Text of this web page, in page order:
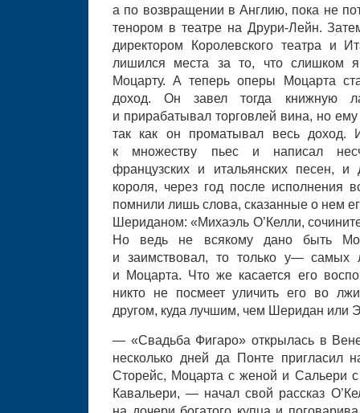
а по возвращении в Англию, пока не
тенором в театре на Друри-Лейн.
директором Королевского театра и
лишился места за то, что слишком
Моцарту. А теперь оперы Моцарта
доход. Он завел тогда книжную
и прирабатывал торговлей вина, но
так как он проматывал весь доход.
к множеству пьес и написал
французских и итальянских песен,
короля, через год после
помнили лишь слова, сказанные о нем
Шериданом: «Михаэль О’Келли,
Но ведь не всякому дано быть
и заимствовал, то только у— самых
и Моцарта. Что же касается его
никто не посмеет уличить его во
другом, куда лучшим, чем Шеридан или
— «Свадьба Фигаро» открылась в
несколько дней да Понте пригласил
Сторейс, Моцарта с женой и Сальери
Кавальери, — начал свой рассказ